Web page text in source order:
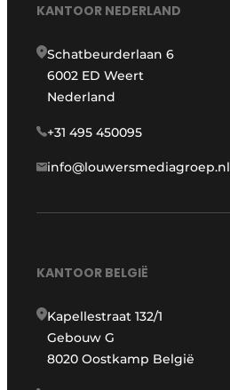
KANTOOR NEDERLAND
Schatbeurderlaan 6
6002 ED Weert
Nederland
+31 495 450095
info@louwersmediagroep.nl
KANTOOR BELGIË
Kapellestraat 132/1
Gebouw G
8020 Oostkamp België